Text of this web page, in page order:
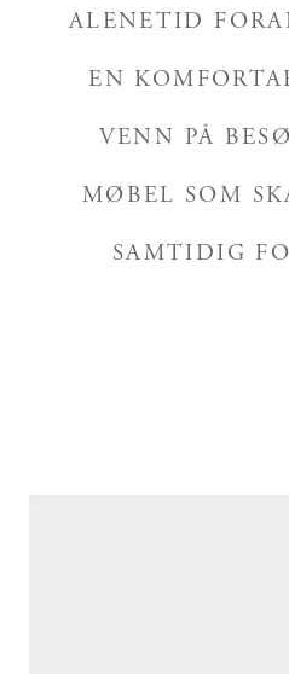
ALENETID
EN
VENN PÅ
MØBEL SOM
SAMTIDIG